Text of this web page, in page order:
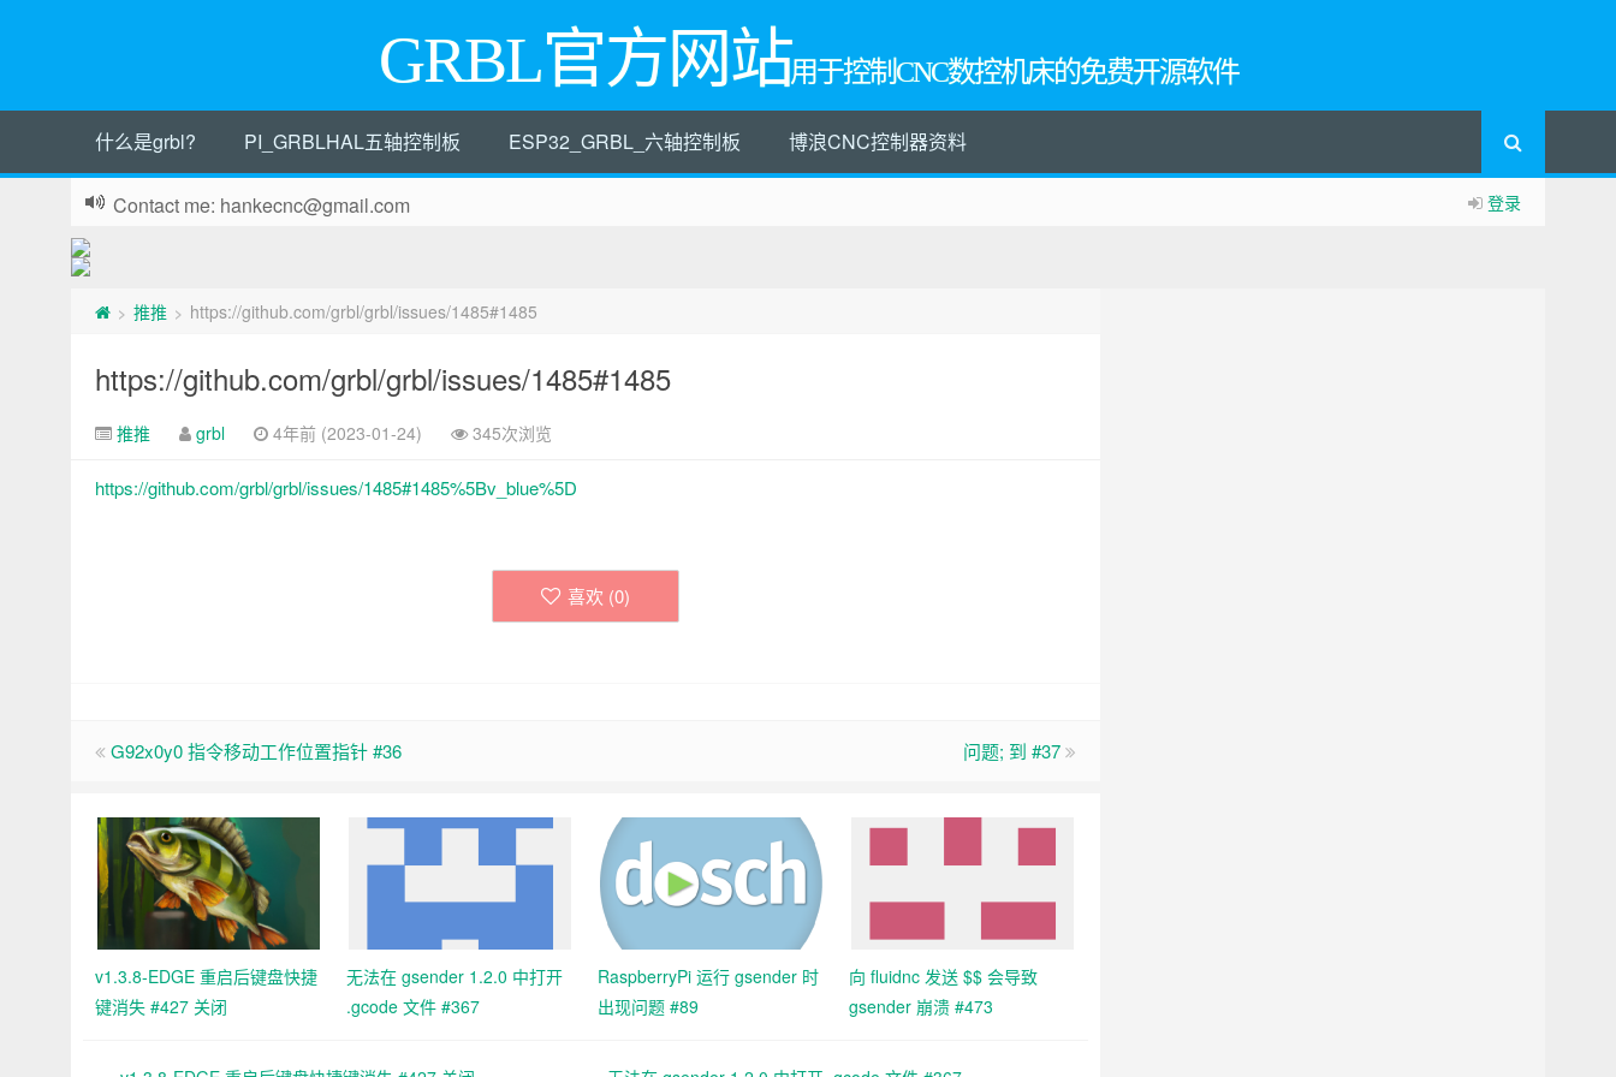
GRBL官方网站用于控制CNC数控机床的免费开源软件
什么是grbl? PI_GRBLHAL五轴控制板 ESP32_GRBL_六轴控制板 博浪CNC控制器资料
登录
Contact me: hankecnc@gmail.com
> 推推 > https://github.com/grbl/grbl/issues/1485#1485
https://github.com/grbl/grbl/issues/1485#1485
推推 grbl 4年前 (2023-01-24) 345次浏览
https://github.com/grbl/grbl/issues/1485#1485%5Bv_blue%5D
喜欢 (0)
G92x0y0 指令移动工作位置指针 #36 问题; 到 #37
v1.3.8-EDGE 重启后键盘快捷
键消失 #427 关闭
无法在 gsender 1.2.0 中打开
.gcode 文件 #367
RaspberryPi 运行 gsender 时
出现问题 #89
向 fluidnc 发送 $$ 会导致
gsender 崩溃 #473